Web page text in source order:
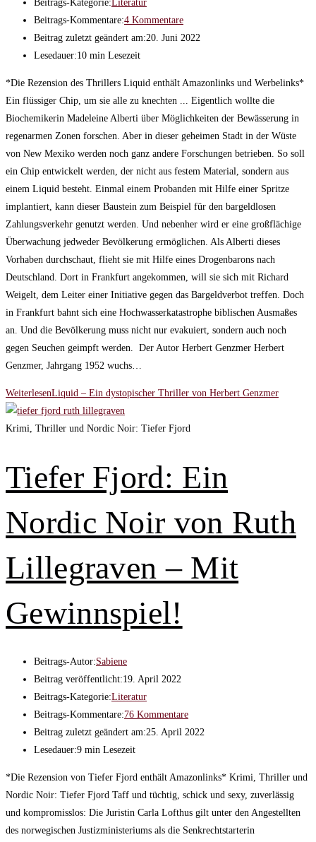
Beitrags-Kategorie: Literatur
Beitrags-Kommentare:4 Kommentare
Beitrag zuletzt geändert am:20. Juni 2022
Lesedauer:10 min Lesezeit
*Die Rezension des Thrillers Liquid enthält Amazonlinks und Werbelinks*
Ein flüssiger Chip, um sie alle zu knechten ... Eigentlich wollte die
Biochemikerin Madeleine Alberti über Möglichkeiten der Bewässerung in
regenarmen Zonen forschen. Aber in dieser geheimen Stadt in der Wüste
von New Mexiko werden noch ganz andere Forschungen betrieben. So soll
ein Chip entwickelt werden, der nicht aus festem Material, sondern aus
einem Liquid besteht. Einmal einem Probanden mit Hilfe einer Spritze
implantiert, kann dieser Baustein zum Beispiel für den bargeldlosen
Zahlungsverkehr genutzt werden. Und nebenher wird er eine großflächige
Überwachung jedweder Bevölkerung ermöglichen. Als Alberti dieses
Vorhaben durchschaut, flieht sie mit Hilfe eines Drogenbarons nach
Deutschland. Dort in Frankfurt angekommen, will sie sich mit Richard
Weigelt, dem Leiter einer Initiative gegen das Bargeldverbot treffen. Doch
in Frankfurt bahnt sich eine Hochwasserkatastrophe biblischen Ausmaßes
an. Und die Bevölkerung muss nicht nur evakuiert, sondern auch noch
gegen Seuchen geimpft werden. Der Autor Herbert Genzmer Herbert
Genzmer, Jahrgang 1952 wuchs…
WeiterlesenLiquid – Ein dystopischer Thriller von Herbert Genzmer
Krimi, Thriller und Nordic Noir: Tiefer Fjord
Tiefer Fjord: Ein
Nordic Noir von Ruth
Lillegraven – Mit
Gewinnspiel!
Beitrags-Autor:Sabiene
Beitrag veröffentlicht:19. April 2022
Beitrags-Kategorie:Literatur
Beitrags-Kommentare:76 Kommentare
Beitrag zuletzt geändert am:25. April 2022
Lesedauer:9 min Lesezeit
*Die Rezension von Tiefer Fjord enthält Amazonlinks* Krimi, Thriller und
Nordic Noir: Tiefer Fjord Taff und tüchtig, schick und sexy, zuverlässig
und kompromisslos: Die Juristin Carla Lofthus gilt unter den Angestellten
des norwegischen Justizministeriums als die Senkrechtstarterin